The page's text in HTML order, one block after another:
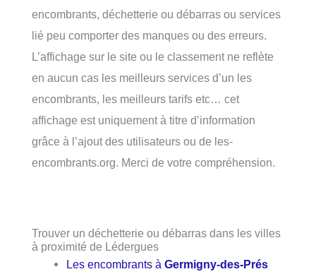
encombrants, déchetterie ou débarras ou services
lié peu comporter des manques ou des erreurs.
L’affichage sur le site ou le classement ne reflète
en aucun cas les meilleurs services d’un les
encombrants, les meilleurs tarifs etc… cet
affichage est uniquement à titre d’information
grâce à l’ajout des utilisateurs ou de les-
encombrants.org. Merci de votre compréhension.
Trouver un déchetterie ou débarras dans les villes
à proximité de Lédergues
Les encombrants àGermigny-des-Prés